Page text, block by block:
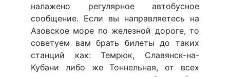
налажено регулярное автобусное
сообщение. Если вы направляетесь на
Азовское море по железной дороге, то
советуем вам брать билеты до таких
станций как: Темрюк, Славянск-на-
Кубани либо же Тоннельная, от всех